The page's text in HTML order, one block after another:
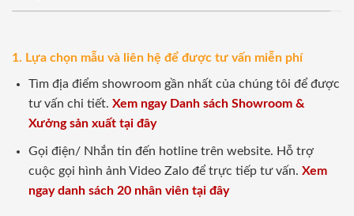
1. Lựa chọn mẫu và liên hệ để được tư vấn miễn phí
Tìm địa điểm showroom gần nhất của chúng tôi để được
tư vấn chi tiết. Xem ngay Danh sách Showroom &
Xưởng sản xuất tại đây
Gọi điện/ Nhắn tin đến hotline trên website. Hỗ trợ
cuộc gọi hình ảnh Video Zalo để trực tiếp tư vấn. Xem
ngay danh sách 20 nhân viên tại đây